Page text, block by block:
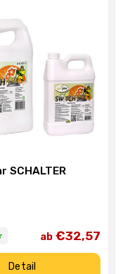
SCHALTER
ab €32,57
Detail